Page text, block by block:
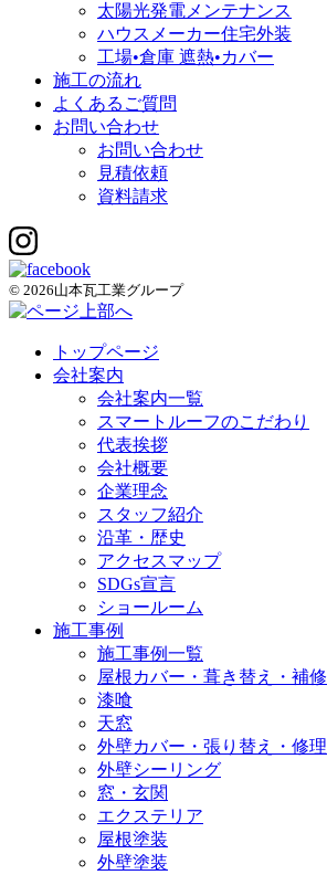
太陽光発電メンテナンス
ハウスメーカー住宅外装
工場•倉庫 遮熱•カバー
施工の流れ
よくあるご質問
お問い合わせ
お問い合わせ
見積依頼
資料請求
© 2026山本瓦工業グループ
トップページ
会社案内
会社案内一覧
スマートルーフのこだわり
代表挨拶
会社概要
企業理念
スタッフ紹介
沿革・歴史
アクセスマップ
SDGs宣言
ショールーム
施工事例
施工事例一覧
屋根カバー・葺き替え・補修
漆喰
天窓
外壁カバー・張り替え・修理
外壁シーリング
窓・玄関
エクステリア
屋根塗装
外壁塗装